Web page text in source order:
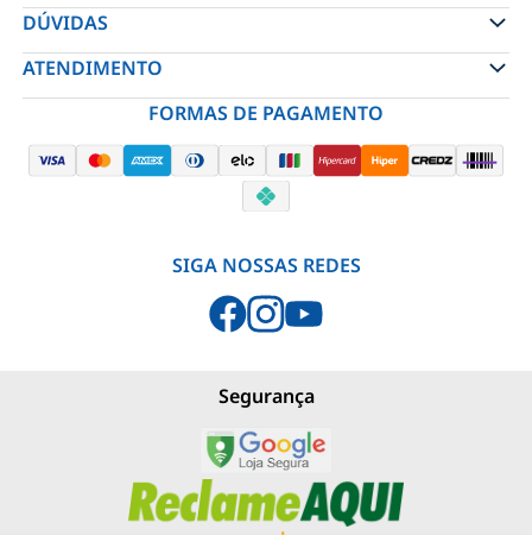
DÚVIDAS
ATENDIMENTO
FORMAS DE PAGAMENTO
SIGA NOSSAS REDES
Segurança